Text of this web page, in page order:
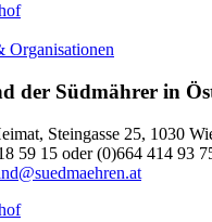
Organisationen
der Südmährer in
Steingasse 25, 1030
59 15 oder (0)664 414 93